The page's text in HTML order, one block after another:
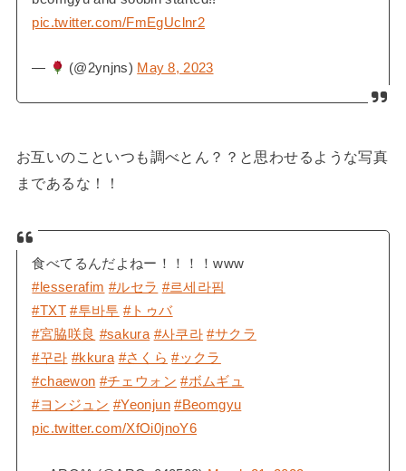
pic.twitter.com/FmEgUclnr2
— (@2ynjns) May 8, 2023
お互いのこといつも調べとん？？と思わせるような写真
まであるな！！
食べてるんだよねー！！！！www
#lesserafim #ルセラ #르세라핌
#TXT #투바투 #トゥバ
#宮脇咲良 #sakura #사쿠라 #サクラ
#꾸라 #kkura #さくら #ックラ
#chaewon #チェウォン #ボムギュ
#ヨンジュン #Yeonjun #Beomgyu
pic.twitter.com/XfOi0jnoY6